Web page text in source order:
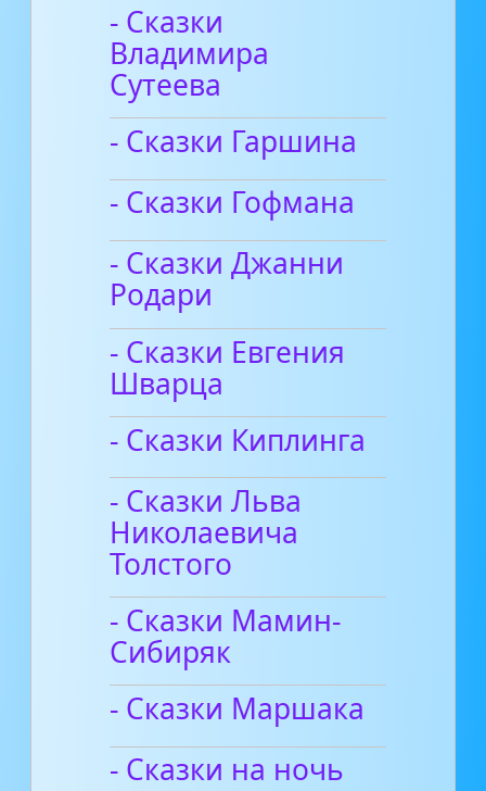
- Сказки
Владимира
Сутеева
- Сказки Гаршина
- Сказки Гофмана
- Сказки Джанни
Родари
- Сказки Евгения
Шварца
- Сказки Киплинга
- Сказки Льва
Николаевича
Толстого
- Сказки Мамин-
Сибиряк
- Сказки Маршака
- Сказки на ночь